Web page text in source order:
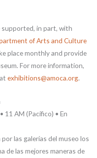
supported, in part, with
of Arts and Culture
place monthly and provide
For more information,
atexhibitions@amoca.org.
11 AM (Pacífico) • En
las galerías del museo los
de las mejores maneras de